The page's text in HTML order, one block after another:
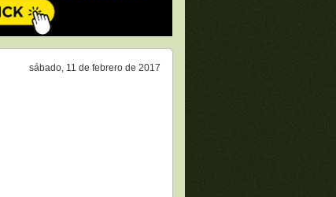
sábado, 11 de febrero de 2017